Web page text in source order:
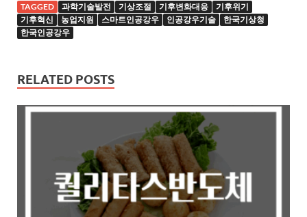
TAGGED 과학기술발전 기상조절 기후변화대응
기후위기
기후혁신
농업지원 스마트인공강우 인공강우기술
한국기상청
한국인공강우
RELATED POSTS